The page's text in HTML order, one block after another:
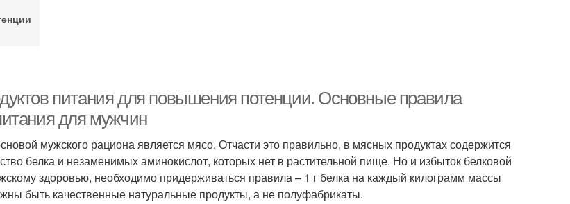
питания для повышения потенции. Основные правила
для мужчин
мужского рациона является мясо. Отчасти это правильно, в мясных продуктах содержится
белка и незаменимых аминокислот, которых нет в растительной пище. Но и избыток белковой
здоровью, необходимо придерживаться правила – 1 г белка на каждый килограмм массы
быть качественные натуральные продукты, а не полуфабрикаты.